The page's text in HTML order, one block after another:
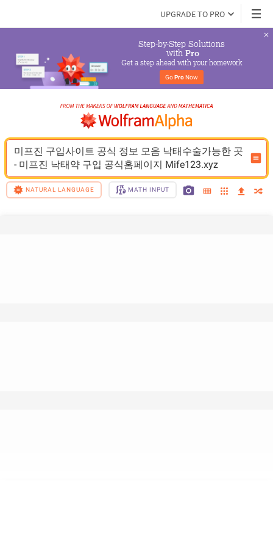
UPGRADE TO PRO
Step-by-Step Solutions
with Pro
Get a step ahead with your homework
Go Pro Now
미프진 구입사이트 공식 정보 모음 낙태수술가능한 곳
- 미프진 낙태약 구입 공식홈페이지 Mife123.xyz
NATURAL LANGUAGE MATH INPUT